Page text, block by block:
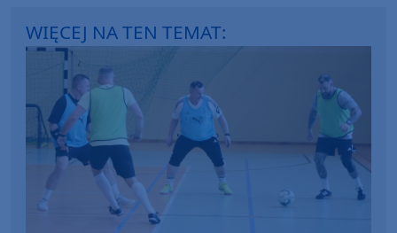
WIĘCEJ NA TEN TEMAT: